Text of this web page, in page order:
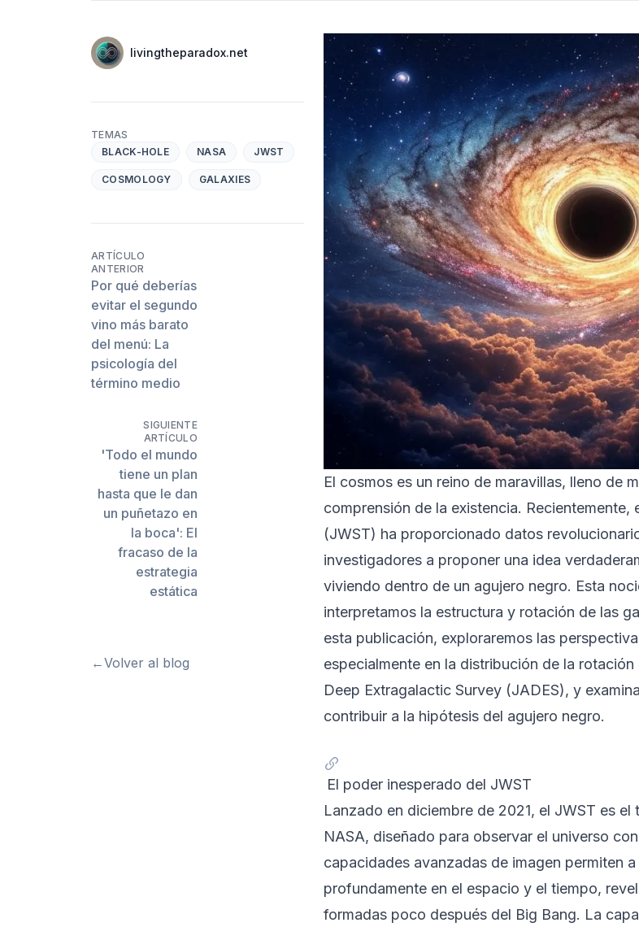
AutoresNombre
livingtheparadox.net
El cosmos es un reino de maravillas, lleno de
comprensión de la existencia.
(JWST) ha proporcionado datos
investigadores a proponer una idea
viviendo dentro de un agujero negro. Esta
interpretamos la estructura y rotación de las
esta publicación, exploraremos las
especialmente en la distribución de la
Deep Extragalactic Survey (JADES), y
contribuir a la hipótesis del agujero negro.
El poder inesperado del JWST
Lanzado en diciembre de 2021, el JWST es
NASA, diseñado para observar el universo
capacidades avanzadas de imagen permiten
profundamente en el espacio y el tiempo,
formadas poco después del Big Bang. La
TEMAS
BLACK-HOLE
NASA JWST
COSMOLOGY GALAXIES
ARTÍCULO
ANTERIOR
Por qué deberías
evitar el segundo
vino más barato
del menú: La
psicología del
término medio
SIGUIENTE
ARTÍCULO
'Todo el mundo
tiene un plan
hasta que le dan
un puñetazo en
la boca': El
fracaso de la
estrategia
estática
←Volver al blog